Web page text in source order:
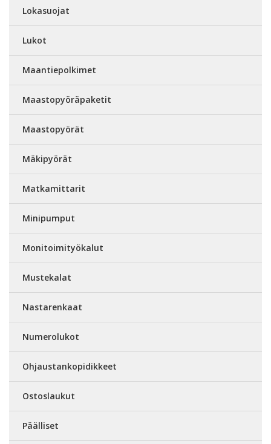
Lokasuojat
Lukot
Maantiepolkimet
Maastopyöräpaketit
Maastopyörät
Mäkipyörät
Matkamittarit
Minipumput
Monitoimityökalut
Mustekalat
Nastarenkaat
Numerolukot
Ohjaustankopidikkeet
Ostoslaukut
Päälliset